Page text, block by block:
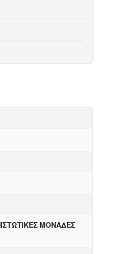
ΙΣΤΩΤΙΚΕΣ ΜΟΝΑΔΕΣ